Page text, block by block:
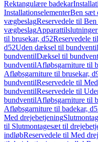
Rektangulære badekar
InstallationselementerBen sæt
vægbeslagReservedele til
vægbeslag
til brusekar, d52Reservedele
d52Uden dæksel til bundventil
bundventilDæksel til
bundventilAfløbsgarniture til
Afløbsgarniture til brusekar,
bundventilReservedele til
bundventilReservedele til
bundventilAfløbsgarniture til
Afløbsgarniture til badekar,
Med drejebetjening
til Slutmontagesæt til
indløbReservedele til Med